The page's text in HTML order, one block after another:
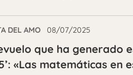
DEL AMO 08/07/2025
que ha generado
«Las matemáticas en